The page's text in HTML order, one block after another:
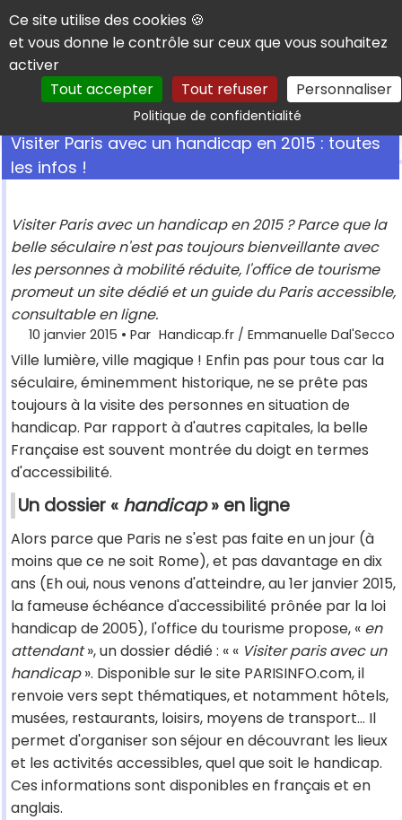
Panneau de gestion des cookies
Ce site utilise des cookies 🍪
et vous donne le contrôle sur ceux que vous souhaitez
activer
Tout accepter
Tout refuser Personnaliser
Politique de confidentialitéRechercher
Visiter Paris avec un handicap en 2015 : toutes
les infos !
Visiter Paris avec un handicap en 2015 ? Parce que la
belle séculaire n'est pas toujours bienveillante avec
les personnes à mobilité réduite, l'office de tourisme
promeut un site dédié et un guide du Paris accessible,
consultable en ligne.
10 janvier 2015 • Par Handicap.fr / Emmanuelle Dal'Secco
Ville lumière, ville magique ! Enfin pas pour tous car la
séculaire, éminemment historique, ne se prête pas
toujours à la visite des personnes en situation de
handicap. Par rapport à d'autres capitales, la belle
Française est souvent montrée du doigt en termes
d'accessibilité.
Un dossier « handicap» en ligne
Alors parce que Paris ne s'est pas faite en un jour (à
moins que ce ne soit Rome), et pas davantage en dix
ans (Eh oui, nous venons d'atteindre, au 1er janvier 2015,
la fameuse échéance d'accessibilité prônée par la loi
handicap de 2005), l'office du tourisme propose, « en
attendant», un dossier dédié : « « Visiter paris avec un
handicap». Disponible sur le site PARISINFO.com, il
renvoie vers sept thématiques, et notamment hôtels,
musées, restaurants, loisirs, moyens de transport... Il
permet d'organiser son séjour en découvrant les lieux
et les activités accessibles, quel que soit le handicap.
Ces informations sont disponibles en français et en
anglais.